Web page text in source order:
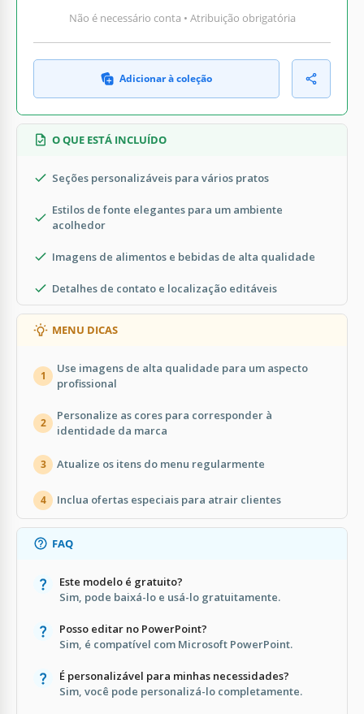
Não é necessário conta • Atribuição obrigatória
Adicionar à coleção
O QUE ESTÁ INCLUÍDO
Seções personalizáveis para vários pratos
Estilos de fonte elegantes para um ambiente
acolhedor
Imagens de alimentos e bebidas de alta qualidade
Detalhes de contato e localização editáveis
MENU DICAS
1
Use imagens de alta qualidade para um aspecto
profissional
2
Personalize as cores para corresponder à
identidade da marca
3 Atualize os itens do menu regularmente
4 Inclua ofertas especiais para atrair clientes
FAQ
Este modelo é gratuito?
Sim, pode baixá-lo e usá-lo gratuitamente.
Posso editar no PowerPoint?
Sim, é compatível com Microsoft PowerPoint.
É personalizável para minhas necessidades?
Sim, você pode personalizá-lo completamente.